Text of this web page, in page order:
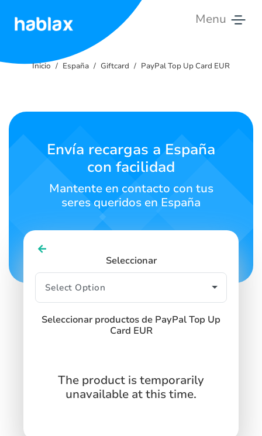
Menu
Tarifas
Contáctanos
Inicio España Giftcard PayPal Top Up Card EUR
Envía recargas a España
con facilidad
Mantente en contacto con tus
seres queridos en España
Seleccionar
Seleccionar productos de PayPal Top Up
Card EUR
The product is temporarily
unavailable at this time.